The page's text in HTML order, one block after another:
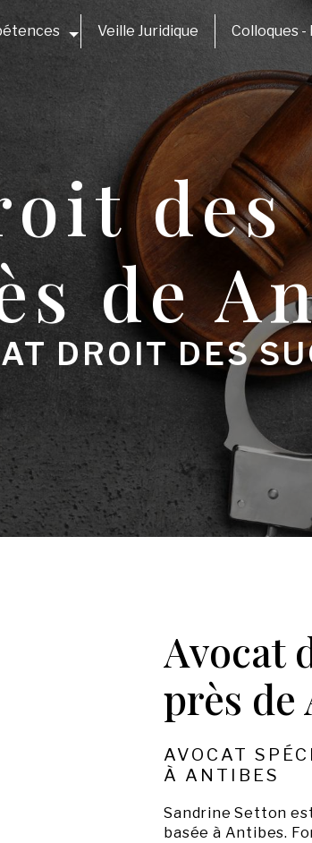
Veille Juridique Colloques
des
de
DROIT DES
Avocat
près de
AVOCAT
À ANTIBES
Sandrine Setton
basée à Antibes.